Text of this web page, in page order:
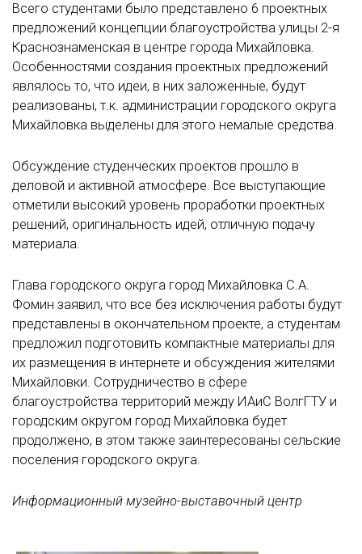
Всего студентами было представлено 6 проектных
предложений концепции благоустройства улицы 2-я
Краснознаменская в центре города Михайловка.
Особенностями создания проектных предложений
являлось то, что идеи, в них заложенные, будут
реализованы, т.к. администрации городского округа
Михайловка выделены для этого немалые средства.
Обсуждение студенческих проектов прошло в
деловой и активной атмосфере. Все выступающие
отметили высокий уровень проработки проектных
решений, оригинальность идей, отличную подачу
материала.
Глава городского округа город Михайловка С.А.
Фомин заявил, что все без исключения работы будут
представлены в окончательном проекте, а студентам
предложил подготовить компактные материалы для
их размещения в интернете и обсуждения жителями
Михайловки. Сотрудничество в сфере
благоустройства территорий между ИАиС ВолгГТУ и
городским округом город Михайловка будет
продолжено, в этом также заинтересованы сельские
поселения городского округа.
Информационный музейно-выставочный центр